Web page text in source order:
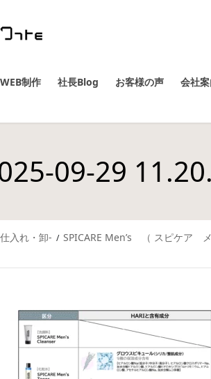
WEB制作 社長Blog お客様の声 会社
09-29
入れ・卸-
SPICARE Men’s （ スピケア